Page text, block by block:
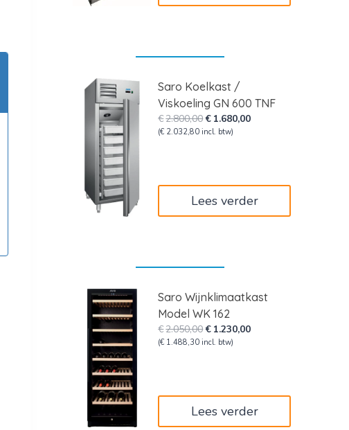
Saro Koelkast /
Viskoeling GN 600 TNF
€2.800,00Oorspronkelijke
prijs
€ 1.680,00Huidige
(€ 2.032,80 incl. btw)
Lees verder
Saro Wijnklimaatkast
Model WK 162
€2.050,00Oorspronkelijke
prijs
€ 1.230,00Huidige
(€ 1.488,30 incl. btw)
Lees verder